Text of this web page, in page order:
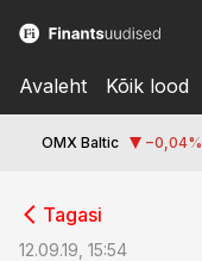
Avaleht Kõik lood
OMX Baltic −0,04%
Tagasi
12.09.19, 15:54